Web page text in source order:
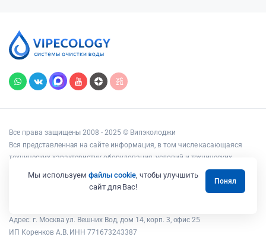
Все права защищены 2008 - 2025 © Випэколоджи
Вся представленная на сайте информация, в том числе касающаяся
технических характеристик оборудования, условий и технических
возможностей подключения, наличия на складе, стоимости товаров и
услуг, носит информационный характер и ни при каких условиях не
является публичной офертой, определяемой положениями статьи 437
Адрес: г. Москва ул. Вешних Вод, дом 14, корп. 3, офис 25
ИП Коренков А.В. ИНН 771673243387
Мы используем файлы cookie, чтобы улучшить
сайт для Вас!
Понял